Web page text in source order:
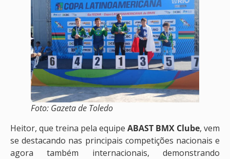
Foto: Gazeta de Toledo
Heitor, que treina pela equipe ABAST BMX Clube, vem
se destacando nas principais competições nacionais e
agora também internacionais, demonstrando